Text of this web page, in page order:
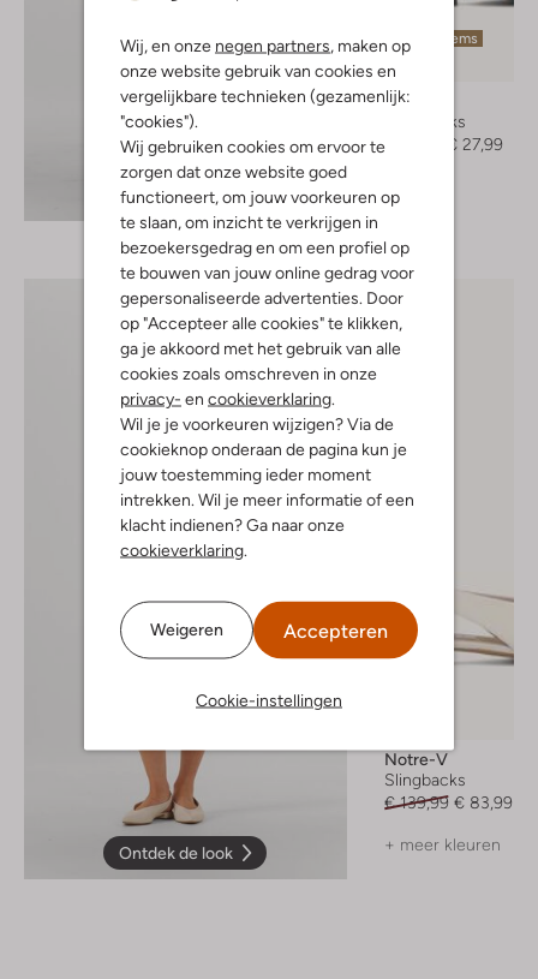
Wij, en onze negen partners , maken op
onze website gebruik van cookies en
vergelijkbare technieken (gezamenlijk:
"cookies").
Wij gebruiken cookies om ervoor te
zorgen dat onze website goed
functioneert, om jouw voorkeuren op
te slaan, om inzicht te verkrijgen in
bezoekersgedrag en om een profiel op
te bouwen van jouw online gedrag voor
gepersonaliseerde advertenties. Door
op "Accepteer alle cookies" te klikken,
ga je akkoord met het gebruik van alle
cookies zoals omschreven in onze
privacy- en cookieverklaring
Wil je je voorkeuren wijzigen? Via de
cookieknop onderaan de pagina kun je
jouw toestemming ieder moment
intrekken. Wil je meer informatie of een
klacht indienen? Ga naar onze
cookieverklaring
Weigeren Accepteren
Cookie-instellingen
Ontdek de look
Laatste items
-60%
Blasz
Slingbacks
€ 69,99
€ 27,99
Ontdek de look
Notre-V
Slingbacks
€ 139,99 € 83,99
+ meer kleuren